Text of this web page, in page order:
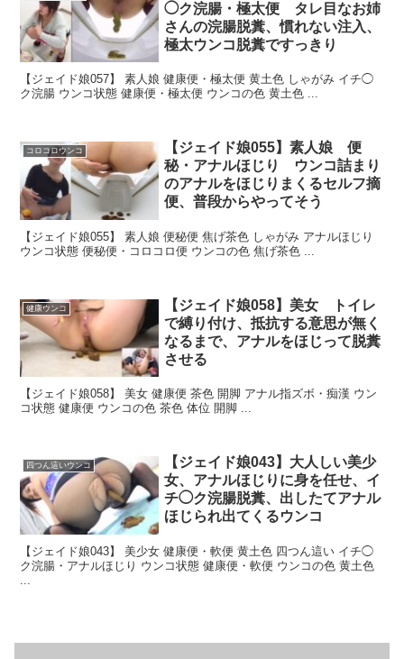
◯ク浣腸・極太便 タレ目なお姉
さんの浣腸脱糞、慣れない注入、
極太ウンコ脱糞ですっきり
【ジェイド娘057】 素人娘 健康便・極太便 黄土色 しゃがみ イチ◯
ク浣腸 ウンコ状態 健康便・極太便 ウンコの色 黄土色 ...
コロコロウンコ
【ジェイド娘055】素人娘 便
秘・アナルほじり ウンコ詰まり
のアナルをほじりまくるセルフ摘
便、普段からやってそう
【ジェイド娘055】 素人娘 便秘便 焦げ茶色 しゃがみ アナルほじり
ウンコ状態 便秘便・コロコロ便 ウンコの色 焦げ茶色 ...
健康ウンコ
【ジェイド娘058】美女 トイレ
で縛り付け、抵抗する意思が無く
なるまで、アナルをほじって脱糞
させる
【ジェイド娘058】 美女 健康便 茶色 開脚 アナル指ズボ・痴漢 ウン
コ状態 健康便 ウンコの色 茶色 体位 開脚 ...
四つん這いウンコ
【ジェイド娘043】大人しい美少
女、アナルほじりに身を任せ、イ
チ◯ク浣腸脱糞、出したてアナル
ほじられ出てくるウンコ
【ジェイド娘043】 美少女 健康便・軟便 黄土色 四つん這い イチ◯
ク浣腸・アナルほじり ウンコ状態 健康便・軟便 ウンコの色 黄土色